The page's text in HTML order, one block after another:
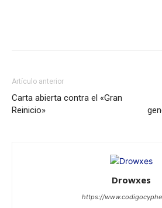
Artículo anterior
Carta abierta contra el «Gran
Reinicio»
Drowxes
https://